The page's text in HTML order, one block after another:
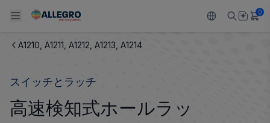
Back To Main Menu
製品
Back To Main Menu
用途
Back To Main Menu
設計サポート
設計と開発
Back To Main Menu
技術リソース
Resource Center
Back To Main Menu
ALLEGRO について
0
A1210, A1211, A1212, A1213, A1214
スイッチとラッチ
高速検知式ホールラッ